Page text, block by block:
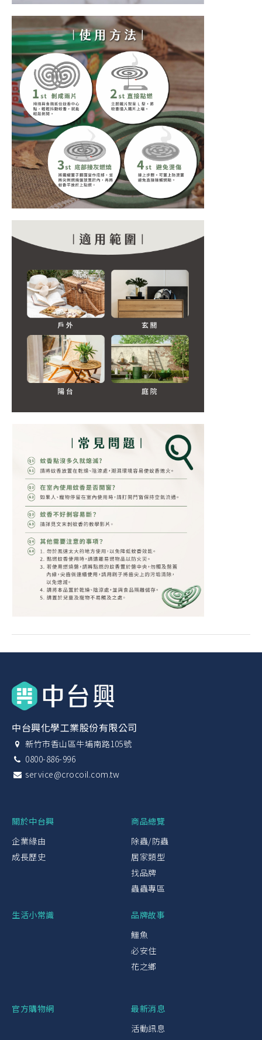
中台興化學工業股份有限公司
新竹市香山區牛埔南路105號
0800-886-996
service@crocoil.com.tw
關於中台興
企業緣由
成長歷史
商品總覽
除蟲/防蟲
居家類型
找品牌
蟲蟲專區
生活小常識
品牌故事
鱷魚
必安住
花之鄉
官方購物網
最新消息
活動訊息